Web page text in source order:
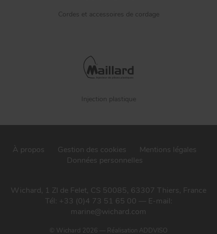
Cordes et accessoires de cordage
Injection plastique
À propos Gestion des cookies
Mentions légales
Données personnelles
Wichard, 1 ZI de Felet, CS 50085, 63307 Thiers, France
Tél: +33 (0)4 73 51 65 00 — E-mail:
marine@wichard.com
© Wichard 2026 — Réalisation ADDVISO